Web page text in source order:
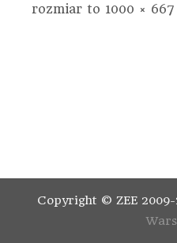
rozmiar to 1000 × 667
Copyright © ZEE 2009-